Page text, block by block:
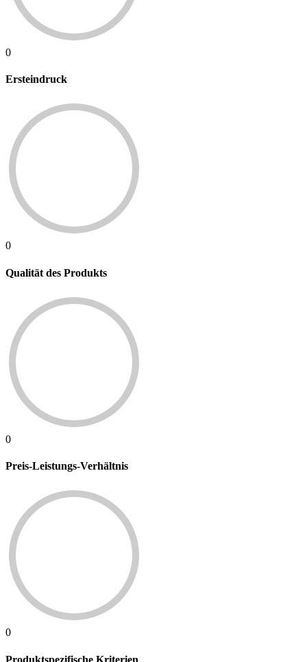
0
Ersteindruck
0
Qualität des Produkts
0
Preis-Leistungs-Verhältnis
0
Produktspezifische Kriterien